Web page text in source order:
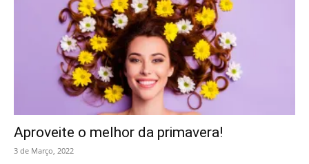
Aproveite o melhor da primavera!
3 de Março, 2022